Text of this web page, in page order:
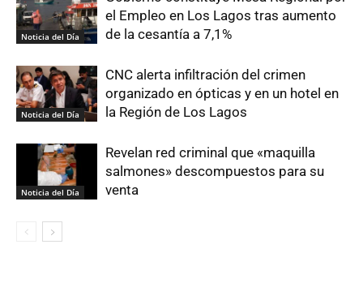
Noticia del Día
el Empleo en Los Lagos tras aumento
de la cesantía a 7,1%
Noticia del Día
CNC alerta infiltración del crimen
organizado en ópticas y en un hotel en
la Región de Los Lagos
Noticia del Día
Revelan red criminal que «maquilla
salmones» descompuestos para su
venta